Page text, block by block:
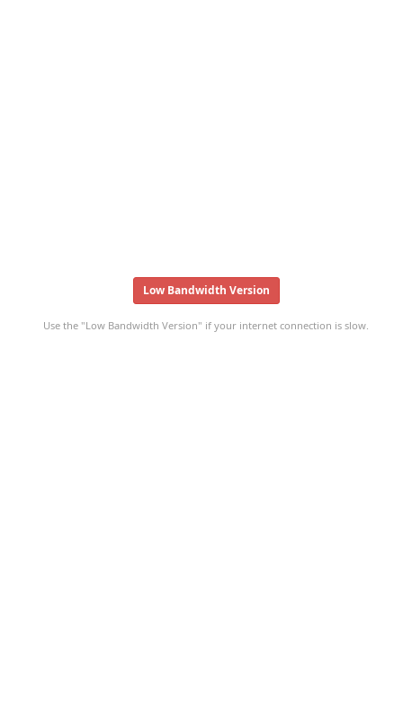
Low Bandwidth Version
Use the "Low Bandwidth Version" if your internet connection is slow.